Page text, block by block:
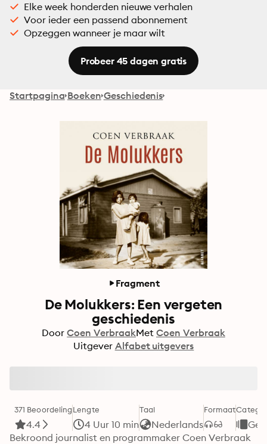
Elke week honderden nieuwe verhalen
Voor ieder een passend abonnement
Opzeggen wanneer je maar wilt
Probeer 45 dagen gratis
Startpagina Boeken Geschiedenis
Fragment
De Molukkers: Een vergeten
geschiedenis
Door Coen VerbraakMet Coen Verbraak
Uitgever Alfabet uitgevers
371 Beoordeling
4.4
Lengte
4 Uur 10 min
Taal
Nederlands
Formaat
Bekroond journalist en programmaker Coen Verbraak